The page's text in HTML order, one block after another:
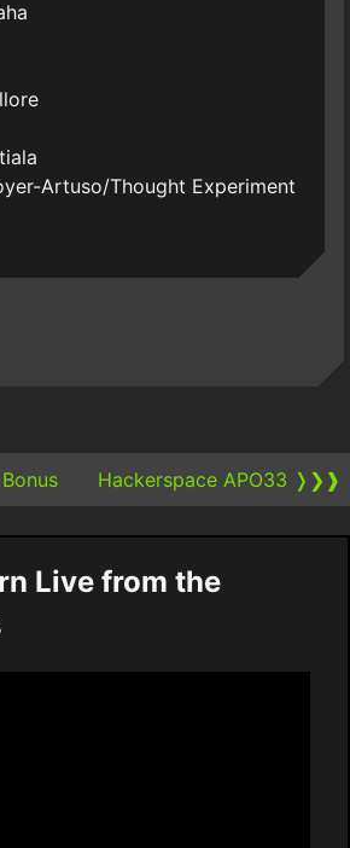
Artuso/Thought Experiment
Hackerspace APO33 ❭❯❱
Live from the